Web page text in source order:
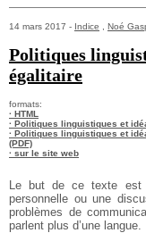
14 mars 2017 - Indice Noé
Politiques
égalitaire
formats:
· HTML
· Politiques linguistiques et
· Politiques linguistiques et
(PDF)
· sur le site web
Le but de ce texte est
personnelle ou une
problèmes de
parlent plus d’une langue.